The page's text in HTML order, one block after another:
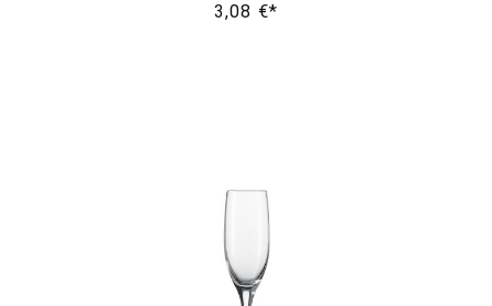
3,08 €*